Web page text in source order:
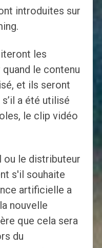
introduites sur
les
le contenu
et ils seront
a été utilisé
le clip vidéo
ou le distributeur
s'il souhaite
artificielle a
nouvelle
que cela sera
du